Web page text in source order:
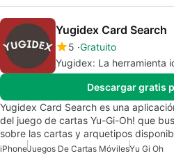
Yugidex Card Search
5 Gratuito
Yugidex: La herramienta
Descargar gratis
Yugidex Card Search es una
del juego de cartas Yu-Gi-Oh! que
sobre las cartas y arquetipos
iPhoneJuegos De Cartas MóvilesYu Gi Oh